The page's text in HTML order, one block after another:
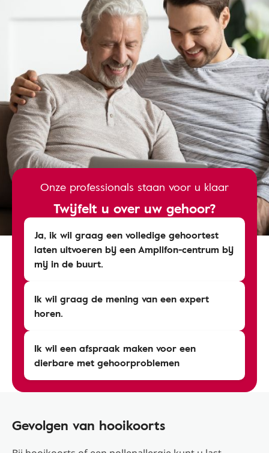
Onze professionals staan voor u klaar
Twijfelt u over uw gehoor?
Ja, ik wil graag een volledige gehoortest
laten uitvoeren bij een Amplifon-centrum bij
mij in de buurt.
Ik wil graag de mening van een expert
horen.
Ik wil een afspraak maken voor een
dierbare met gehoorproblemen
Gevolgen van hooikoorts